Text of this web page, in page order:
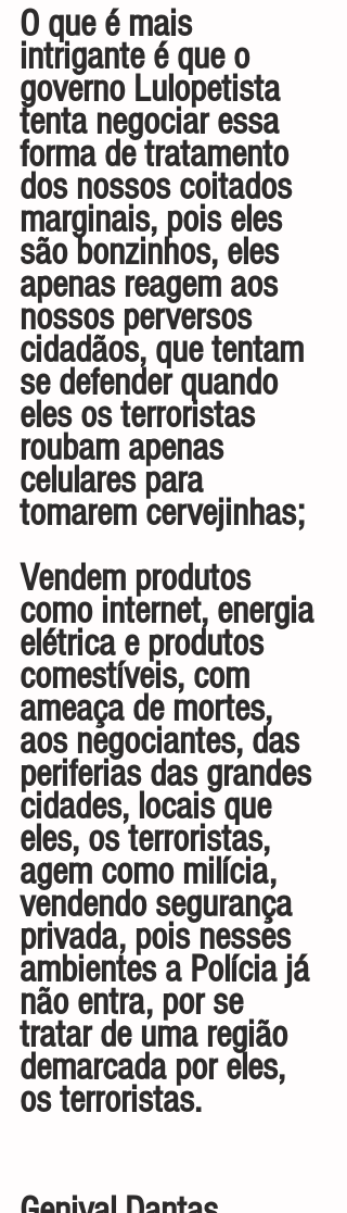
O que é mais
intrigante é que o
governo Lulopetista
tenta negociar essa
forma de tratamento
dos nossos coitados
marginais, pois eles
são bonzinhos, eles
apenas reagem aos
nossos perversos
cidadãos, que tentam
se defender quando
eles os terroristas
roubam apenas
celulares para
tomarem cervejinhas;
Vendem produtos
como internet, energia
elétrica e produtos
comestíveis, com
ameaça de mortes,
aos negociantes, das
periferias das grandes
cidades, locais que
eles, os terroristas,
agem como milícia,
vendendo segurança
privada, pois nesses
ambientes a Polícia já
não entra, por se
tratar de uma região
demarcada por eles,
os terroristas.